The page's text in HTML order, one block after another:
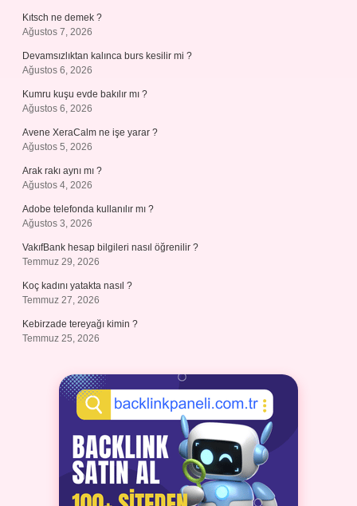
Kıtsch ne demek ?
Ağustos 7, 2026
Devamsızlıktan kalınca burs kesilir mi ?
Ağustos 6, 2026
Kumru kuşu evde bakılır mı ?
Ağustos 6, 2026
Avene XeraCalm ne işe yarar ?
Ağustos 5, 2026
Arak rakı aynı mı ?
Ağustos 4, 2026
Adobe telefonda kullanılır mı ?
Ağustos 3, 2026
VakıfBank hesap bilgileri nasıl öğrenilir ?
Temmuz 29, 2026
Koç kadını yatakta nasıl ?
Temmuz 27, 2026
Kebirzade tereyağı kimin ?
Temmuz 25, 2026